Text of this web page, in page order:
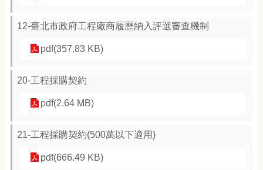
12-臺北市政府工程廠商履歷納入評選審查機制
pdf(357.83 KB)
20-工程採購契約
pdf(2.64 MB)
21-工程採購契約(500萬以下適用)
pdf(666.49 KB)